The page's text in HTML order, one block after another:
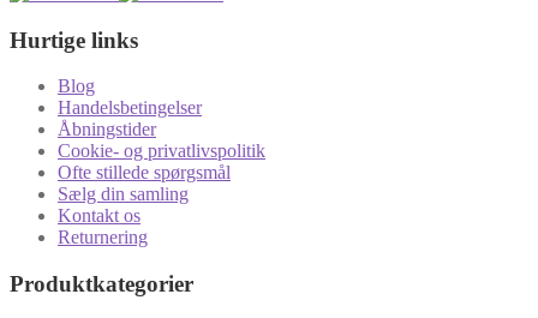
Hurtige links
Blog
Handelsbetingelser
Åbningstider
Cookie- og privatlivspolitik
Ofte stillede spørgsmål
Sælg din samling
Kontakt os
Returnering
Produktkategorier